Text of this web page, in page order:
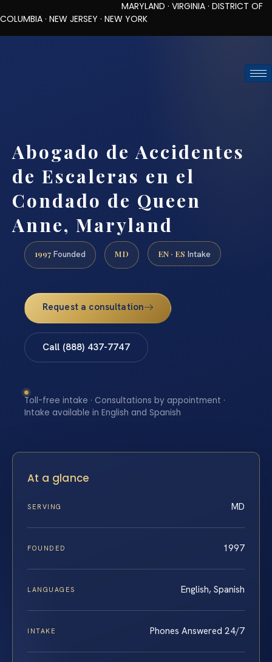
MARYLAND · VIRGINIA · DISTRICT OF
COLUMBIA · NEW JERSEY · NEW YORK
Abogado de Accidentes
de Escaleras en el
Condado de Queen
Anne, Maryland
1997 Founded MD EN · ES Intake
Request a consultation
Call (888) 437-7747
Toll-free intake · Consultations by appointment ·
Intake available in English and Spanish
At a glance
SERVING MD
FOUNDED 1997
LANGUAGES English, Spanish
INTAKE Phones Answered 24/7